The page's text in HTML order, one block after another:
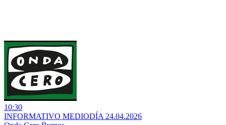
10:30
INFORMATIVO MEDIODÍA 24.04.2026